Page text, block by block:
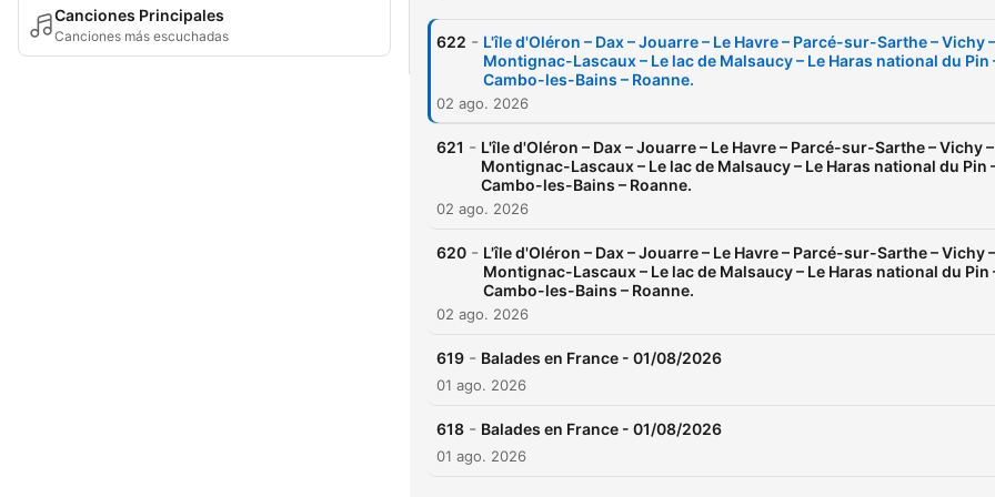
Canciones Principales
Canciones más escuchadas
faire d’exception, traditions
locales et expériences
culinaires inédites : ce
beauté de la France.
Partez en balade avec
laissez-vous inspirer !
622 - L'île d'Oléron – Dax – Jouarre – Le Havre – Parcé-sur-Sarthe – Vichy –
Montignac-Lascaux – Le lac de Malsaucy – Le Haras national du Pin
Cambo-les-Bains – Roanne.
02 ago. 2026
621 - L'île d'Oléron – Dax – Jouarre – Le Havre – Parcé-sur-Sarthe – Vichy –
Montignac-Lascaux – Le lac de Malsaucy – Le Haras national du Pin
Cambo-les-Bains – Roanne.
02 ago. 2026
620 - L'île d'Oléron – Dax – Jouarre – Le Havre – Parcé-sur-Sarthe – Vichy –
Montignac-Lascaux – Le lac de Malsaucy – Le Haras national du Pin
Cambo-les-Bains – Roanne.
02 ago. 2026
619 - Balades en France - 01/08/2026
01 ago. 2026
618 - Balades en France - 01/08/2026
01 ago. 2026